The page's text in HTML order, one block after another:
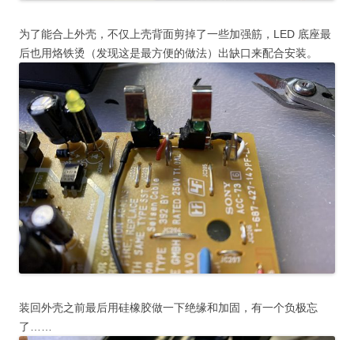
为了能合上外壳，不仅上壳背面剪掉了一些加强筋，LED 底座最
后也用烙铁烫（发现这是最方便的做法）出缺口来配合安装。
装回外壳之前最后用硅橡胶做一下绝缘和加固，有一个负极忘
了……